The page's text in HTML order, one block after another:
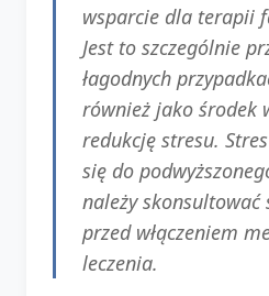
wsparcie dla terapii
Jest to szczególnie
łagodnych
również jako środek
redukcję stresu.
się do
należy skonsultować
przed włączeniem
leczenia.